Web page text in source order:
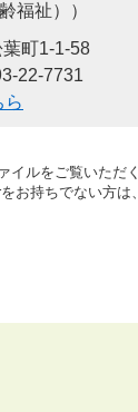
福祉）
町1-1-58
22-7731
ら
イルをご覧いただ
お持ちでない方は